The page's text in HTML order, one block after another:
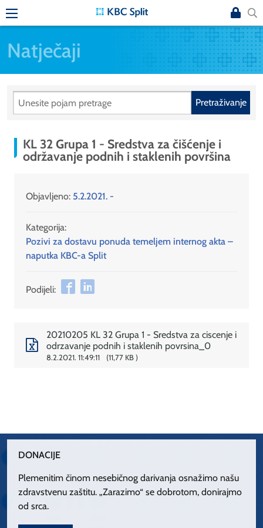
Natječaji
Pretraživanje
KL 32 Grupa 1 - Sredstva za čišćenje i
održavanje podnih i staklenih površina
Objavljeno: 5.2.2021. -
Kategorija:
Pozivi za dostavu ponuda temeljem internog akta –
naputka KBC-a Split
Podijeli:
20210205 KL 32 Grupa 1 - Sredstva za ciscenje i
odrzavanje podnih i staklenih povrsina_0
8.2.2021. 11:49:11 11,77 KB
DONACIJE
Plemenitim činom nesebičnog darivanja osnažimo našu
zdravstvenu zaštitu. „Zarazimo“ se dobrotom, donirajmo
od srca.